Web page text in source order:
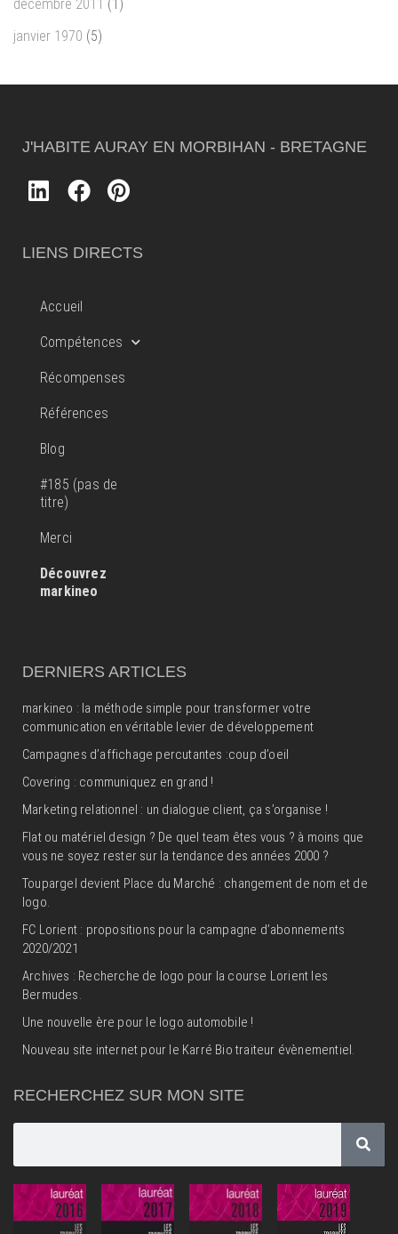
décembre 2011 (1)
janvier 1970 (5)
J'HABITE AURAY EN MORBIHAN - BRETAGNE
LIENS DIRECTS
Accueil
Compétences
Récompenses
Références
Blog
#185 (pas de
titre)
Merci
Découvrez
markineo
DERNIERS ARTICLES
markineo : la méthode simple pour transformer votre
communication en véritable levier de développement
Campagnes d’affichage percutantes :coup d’oeil
Covering : communiquez en grand !
Marketing relationnel : un dialogue client, ça s’organise !
Flat ou matériel design ? De quel team êtes vous ? à moins que
vous ne soyez rester sur la tendance des années 2000 ?
Toupargel devient Place du Marché : changement de nom et de
logo.
FC Lorient : propositions pour la campagne d’abonnements
2020/2021
Archives : Recherche de logo pour la course Lorient les
Bermudes.
Une nouvelle ère pour le logo automobile !
Nouveau site internet pour le Karré Bio traiteur évènementiel.
RECHERCHEZ SUR MON SITE